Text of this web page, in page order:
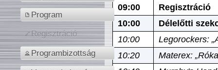
Program
Regisztráció
Programbizottság
09:00
Regisztráció
10:00
Délelőtti
10:00
Legorockers:
10:20
Materex: